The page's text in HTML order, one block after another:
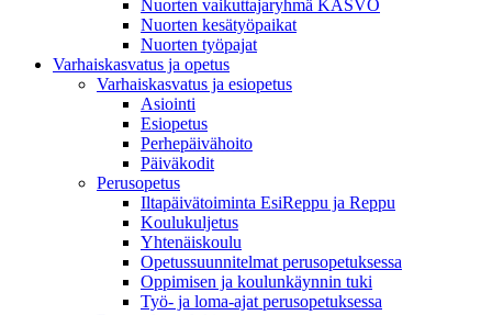
Nuorten vaikuttajaryhmä KASVO
Nuorten kesätyöpaikat
Nuorten työpajat
Varhaiskasvatus ja opetus
Varhaiskasvatus ja esiopetus
Asiointi
Esiopetus
Perhepäivähoito
Päiväkodit
Perusopetus
Iltapäivätoiminta EsiReppu ja Reppu
Koulukuljetus
Yhtenäiskoulu
Opetussuunnitelmat perusopetuksessa
Oppimisen ja koulunkäynnin tuki
Työ- ja loma-ajat perusopetuksessa